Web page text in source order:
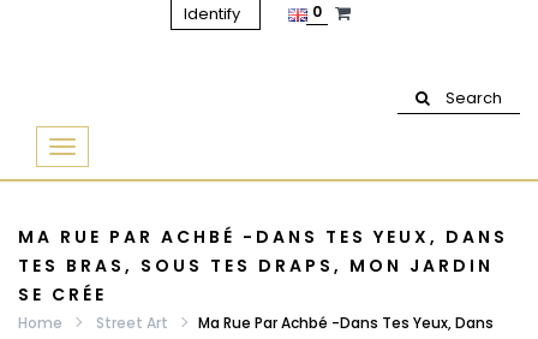
Identify 0
Search
Basculer
la
MA RUE PAR ACHBÉ -DANS TES YEUX, DANS
TES BRAS, SOUS TES DRAPS, MON JARDIN
SE CRÉE
Home Street Art
Ma Rue Par Achbé -Dans Tes Yeux, Dans